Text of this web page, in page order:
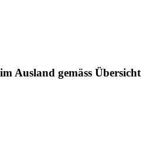
Ausland gemäss Übersicht